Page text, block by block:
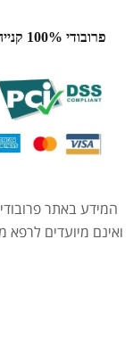
פרובודי 100% קנייה בטוחה
המידע באתר
ואינם מיועדים